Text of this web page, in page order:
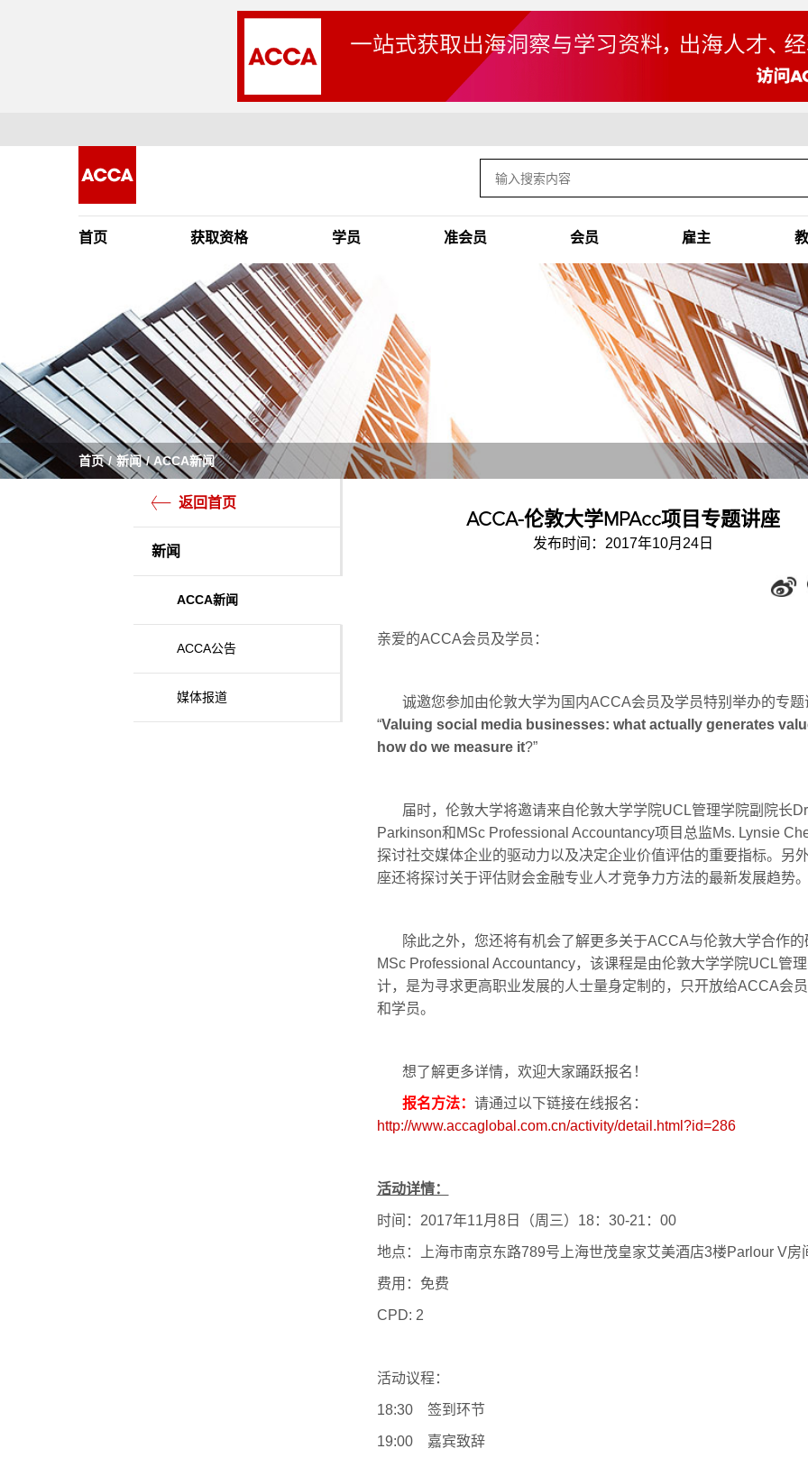
首页 获取资格 学员 准会员 会员 雇主
首页 新闻 ACCA新闻
返回首页
新闻
ACCA新闻
ACCA公告
媒体报道
ACCA-伦敦大学MPAcc项目专题讲座
发布时间：2017年10月24日
亲爱的ACCA会员及学员：
诚邀您参加由伦敦大学为国内ACCA会员及学员特别举办的专题
“Valuing social media businesses: what actually generates
how do we measure it?”
届时，伦敦大学将邀请来自伦敦大学学院UCL管理学院副院长
Parkinson和 MSc Professional Accountancy项目总监Ms. Lynsie
探讨社交媒体企业的驱动力以及决定企业价值评估的重要指标。另
座还将探讨关于评估财会金融专业人才竞争力方法的最新发展趋势。
除此之外，您还将有机会了解更多关于ACCA与伦敦大学合作的
MSc Professional Accountancy，该课程是由伦敦大学学院UCL管
计，是为寻求更高职业发展的人士量身定制的，只开放给ACCA会
和学员。
想了解更多详情，欢迎大家踊跃报名！
报名方法： 请通过以下链接在线报名：
http://www.accaglobal.com.cn/activity/detail.html?id=286
活动详情：
时间： 2017年11月 8日（周三） 18： 30-21 ： 00
地点：上海市南京东路789号上海世茂皇家艾美酒店3楼Parlour V房
费用：免费
CPD: 2
活动议程：
18:30 签到环节
19:00 嘉宾致辞